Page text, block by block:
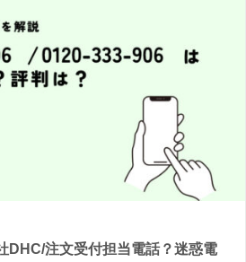
DHC/注文受付担当電話？迷惑電